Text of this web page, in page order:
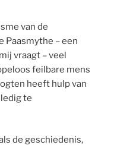
van de
Paasmythe – een
vraagt – veel
feilbare mens
heeft hulp van
te
de geschiedenis,